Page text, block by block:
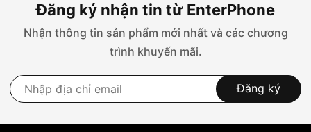
Đăng ký nhận tin từ EnterPhone
Nhận thông tin sản phẩm mới nhất và các chương
trình khuyến mãi.
Đăng ký